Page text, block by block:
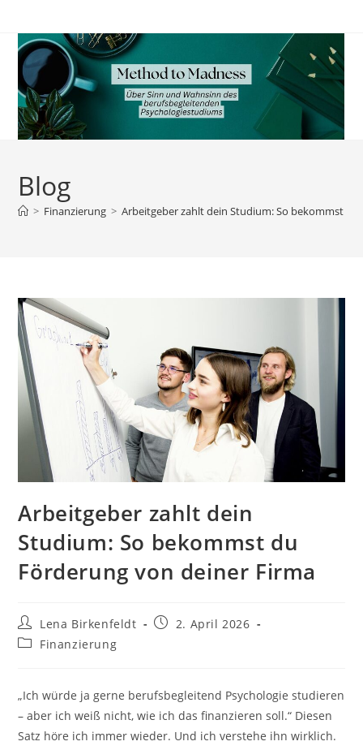
Inhalt
springen
Blog
> Finanzierung > Arbeitgeber zahlt dein Studium: So bekommst
Arbeitgeber zahlt dein
Studium: So bekommst du
Förderung von deiner Firma
Beitrags-
Autor:
Lena Birkenfeldt
Beitrag2. April 2026
Beitrags-
Finanzierung
„Ich würde ja gerne berufsbegleitend Psychologie studieren
– aber ich weiß nicht, wie ich das finanzieren soll.“ Diesen
Satz höre ich immer wieder. Und ich verstehe ihn wirklich.